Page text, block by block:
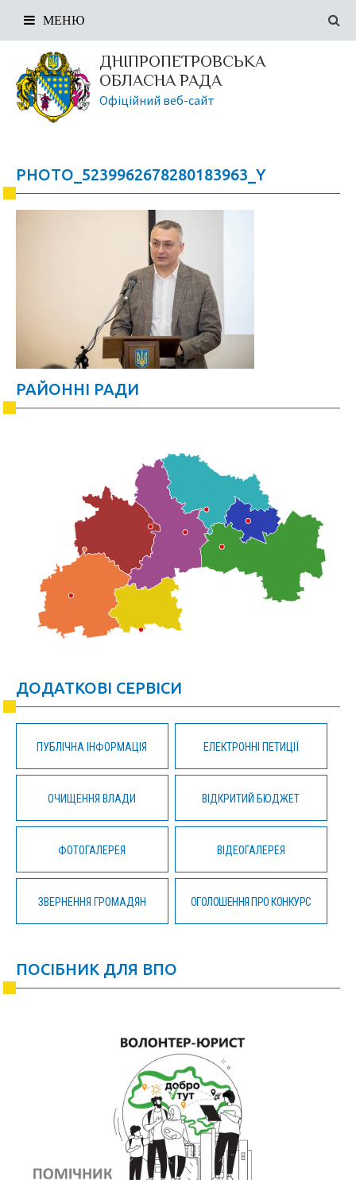
ДНІПРОПЕТРОВСЬКА
ОБЛАСНА РАДА
Офіційний веб-сайт
МЕНЮ
PHOTO_5239962678280183963_Y
РАЙОННІ РАДИ
ДОДАТКОВІ СЕРВІСИ
ПУБЛІЧНА ІНФОРМАЦІЯ ЕЛЕКТРОННІ ПЕТИЦІЇ
ОЧИЩЕННЯ ВЛАДИ ВІДКРИТИЙ БЮДЖЕТ
ФОТОГАЛЕРЕЯ ВІДЕОГАЛЕРЕЯ
ЗВЕРНЕННЯ ГРОМАДЯН ОГОЛОШЕННЯ ПРО КОНКУРС
ПОСІБНИК ДЛЯ ВПО